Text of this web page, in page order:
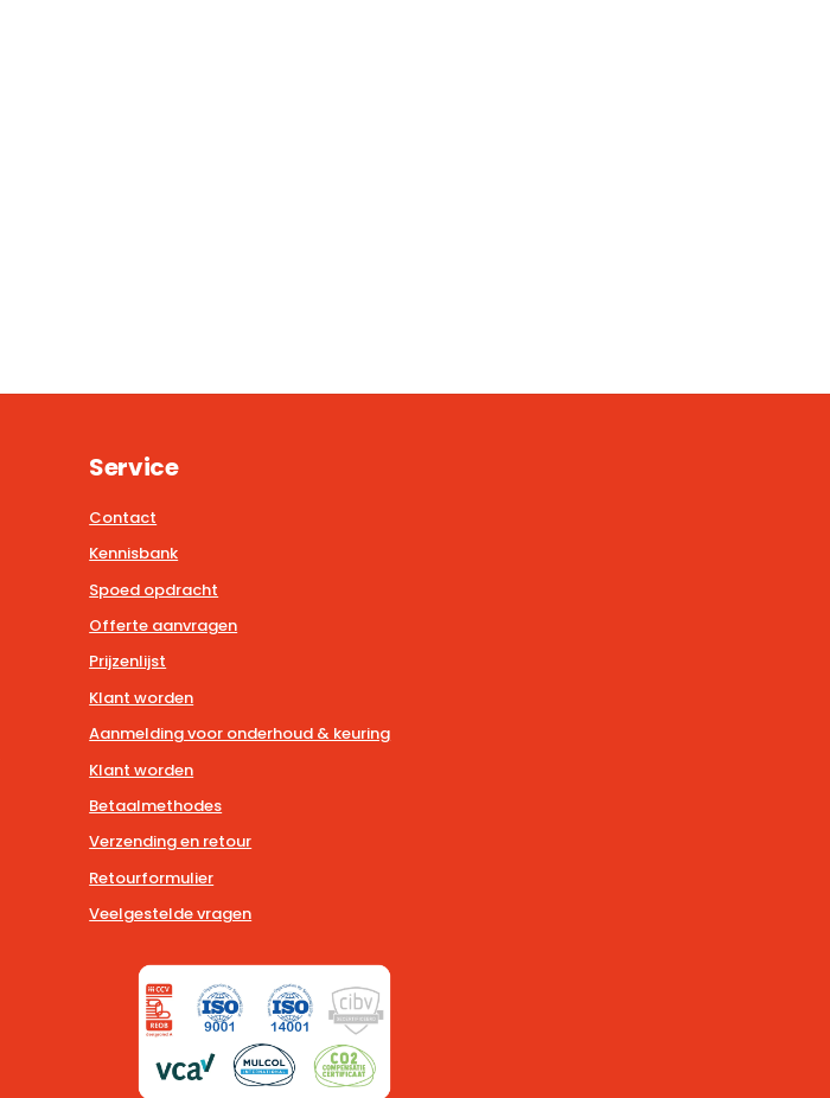
Service
Contact
Kennisbank
Spoed opdracht
Offerte aanvragen
Prijzenlijst
Klant worden
Aanmelding voor onderhoud & keuring
Klant worden
Betaalmethodes
Verzending en retour
Retourformulier
Veelgestelde vragen